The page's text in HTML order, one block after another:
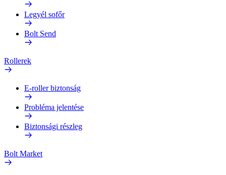
Legyél sofőr
Bolt Send
Rollerek
E-roller biztonság
Probléma jelentése
Biztonsági részleg
Bolt Market